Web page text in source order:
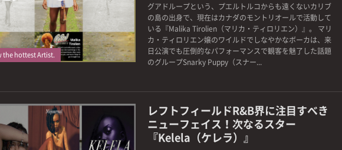
the hottest Artist.
0
グアドループという、プエルトルコからも遠くないカリブ
の島の出身で、現在はカナダのモントリオールで活動して
いる『Malika Tirolien（マリカ・ティロリエン）』。 マリ
カ・ティロリエン嬢のワイルドでしなやかなボーカは、来
日公演でも圧倒的なパフォーマンスで観客を魅了した話題
のグループSnarky Puppy（スナー...
レフトフィールドR&B界に注目すべき
ニューフェイス！次なるスター
『Kelela（ケレラ）』